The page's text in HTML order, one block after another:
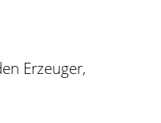
Erzeuger,